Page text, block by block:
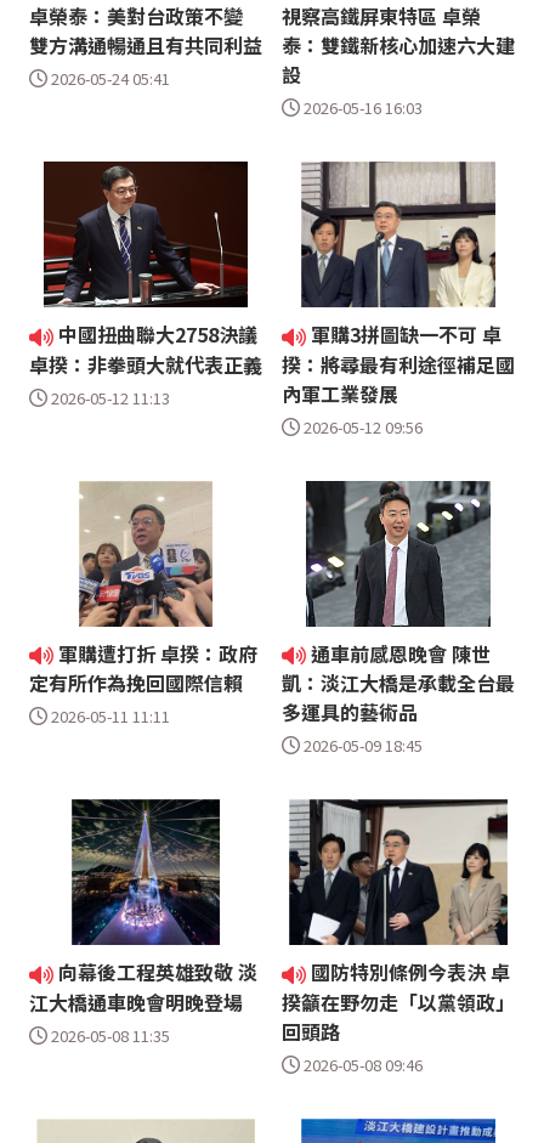
卓榮泰：美對台政策不變
雙方溝通暢通且有共同利益
2026-05-24 05:41
視察高鐵屏東特區 卓榮
泰：雙鐵新核心加速六大建
設
2026-05-16 16:03
中國扭曲聯大2758決議
卓揆：非拳頭大就代表正義
2026-05-12 11:13
軍購3拼圖缺一不可 卓
揆：將尋最有利途徑補足國
內軍工業發展
2026-05-12 09:56
軍購遭打折 卓揆：政府
定有所作為挽回國際信賴
2026-05-11 11:11
通車前感恩晚會 陳世
凱：淡江大橋是承載全台最
多運具的藝術品
2026-05-09 18:45
向幕後工程英雄致敬 淡
江大橋通車晚會明晚登場
2026-05-08 11:35
國防特別條例今表決 卓
揆籲在野勿走「以黨領政」
回頭路
2026-05-08 09:46